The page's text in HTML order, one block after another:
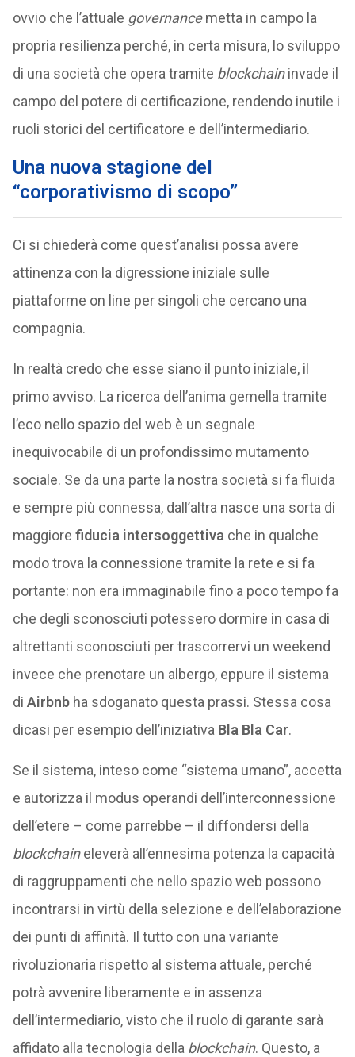
ovvio che l’attuale governancemetta in campo la
propria resilienza perché, in certa misura, lo sviluppo
di una società che opera tramite blockchaininvade il
campo del potere di certificazione, rendendo inutile i
ruoli storici del certificatore e dell’intermediario.
Una nuova stagione del
“corporativismo di scopo”
Ci si chiederà come quest’analisi possa avere
attinenza con la digressione iniziale sulle
piattaforme on line per singoli che cercano una
compagnia.
In realtà credo che esse siano il punto iniziale, il
primo avviso. La ricerca dell’anima gemella tramite
l’eco nello spazio del web è un segnale
inequivocabile di un profondissimo mutamento
sociale. Se da una parte la nostra società si fa fluida
e sempre più connessa, dall’altra nasce una sorta di
maggiore fiducia intersoggettiva che in qualche
modo trova la connessione tramite la rete e si fa
portante: non era immaginabile fino a poco tempo fa
che degli sconosciuti potessero dormire in casa di
altrettanti sconosciuti per trascorrervi un weekend
invece che prenotare un albergo, eppure il sistema
di Airbnbha sdoganato questa prassi. Stessa cosa
dicasi per esempio dell’iniziativa Bla Bla Car.
Se il sistema, inteso come “sistema umano”, accetta
e autorizza il modus operandi dell’interconnessione
dell’etere – come parrebbe – il diffondersi della
blockchaineleverà all’ennesima potenza la capacità
di raggruppamenti che nello spazio web possono
incontrarsi in virtù della selezione e dell’elaborazione
dei punti di affinità. Il tutto con una variante
rivoluzionaria rispetto al sistema attuale, perché
potrà avvenire liberamente e in assenza
dell’intermediario, visto che il ruolo di garante sarà
affidato alla tecnologia della blockchain. Questo, a